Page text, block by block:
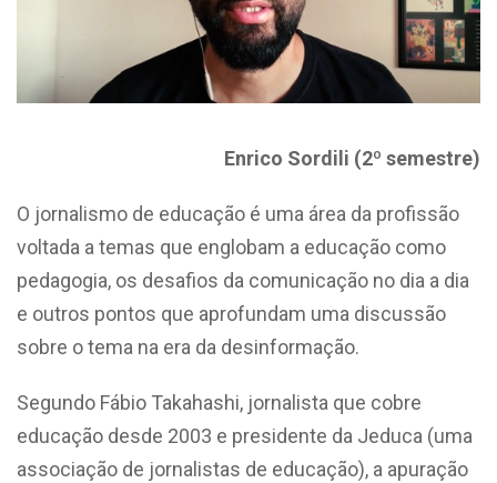
Enrico Sordili (2º semestre)
O jornalismo de educação é uma área da profissão
voltada a temas que englobam a educação como
pedagogia, os desafios da comunicação no dia a dia
e outros pontos que aprofundam uma discussão
sobre o tema na era da desinformação.
Segundo Fábio Takahashi, jornalista que cobre
educação desde 2003 e presidente da Jeduca (uma
associação de jornalistas de educação), a apuração